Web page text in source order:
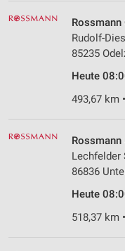
Rossmann
Rudolf-
85235
Heute
493,67 km
Lechfelder
86836
Heute
518,37 km
personalisierter
Erstellung von
von Inhalten
Verwendung von
personalisierter Inhalte
Messung der
Kombinationen von